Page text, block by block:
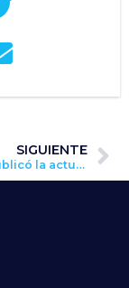
SIGUIENTE
El SAT publicó la actualización de la Norma Carta Porte Revisión C